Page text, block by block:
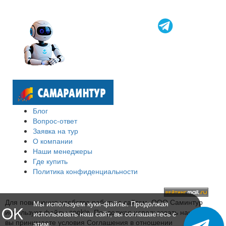
Блог
Вопрос-ответ
Заявка на тур
О компании
Наши менеджеры
Где купить
Политика конфиденциальности
Для повышения удобства работы с сайтом, ООО Саминтур
использует файлы cookie. Продолжая использовать наш сайт,
вы принимаете условия Соглашения в отношении
OK
Мы используем куки-файлы. Продолжая
использовать наш сайт, вы соглашаетесь с
этим.